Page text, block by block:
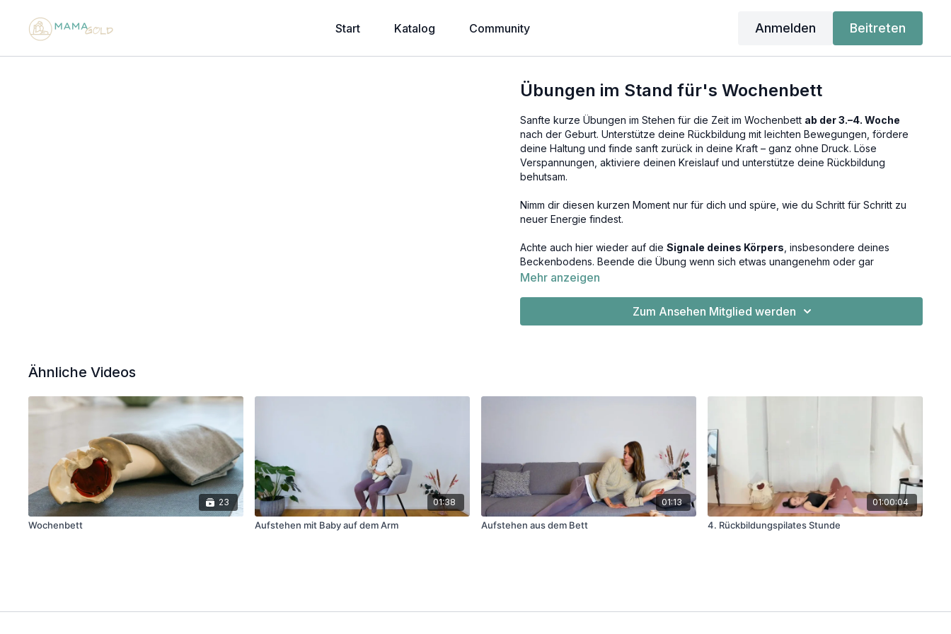
Start Katalog Community Anmelden Beitreten
Übungen im Stand für's Wochenbett
Sanfte kurze Übungen im Stehen für die Zeit im Wochenbett ab der 3.–4. Woche
nach der Geburt. Unterstütze deine Rückbildung mit leichten Bewegungen, fördere
deine Haltung und finde sanft zurück in deine Kraft – ganz ohne Druck. Löse
Verspannungen, aktiviere deinen Kreislauf und unterstütze deine Rückbildung
behutsam.
Nimm dir diesen kurzen Moment nur für dich und spüre, wie du Schritt für Schritt zu
neuer Energie findest.
Achte auch hier wieder auf dieSignale deines Körpers , insbesondere deines
Beckenbodens. Beende die Übung wenn sich etwas unangenehm oder gar
schmerzhaft anfühlt.
Mehr anzeigen
Zum Ansehen Mitglied werden
Ähnliche Videos
23
Wochenbett
01:38
Aufstehen mit Baby auf dem Arm
01:13
Aufstehen aus dem Bett
01:00:04
4. Rückbildungspilates Stunde